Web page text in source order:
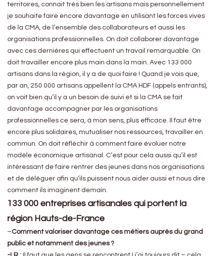
territoires, connait très bien les artisans mais personnellement
je souhaite faire encore davantage en utilisant les forces vives
de la CMA, de l’ensemble des collaborateurs et aussi les
organisations professionnelles. On doit collaborer davantage
avec ces dernières qui effectuent un travail remarquable. On
doit travailler encore plus main dans la main. Avec 133 000
artisans dans la région, il y a de quoi faire ! Quand je vois que,
par an, 250 000 artisans appellent la CMA HDF (appels entrants),
on voit bien qu’il y a un besoin de suivi et si la CMA se fait
davantage accompagner par les organisations
professionnelles ce sera, à mon sens, plus efficace. Il faut être
encore plus solidaires, mutualiser nos ressources, travailler en
commun. On doit réfléchir à comment faire évoluer notre
modèle économique artisanal. C’est pour cela aussi qu’il est
intéressant de faire rentrer des jeunes dans nos organisations
et de déléguer afin qu’ils puissent nous aider aussi et nous dire
comment ils imaginent demain.
133 000 entreprises artisanales qui portent la
région Hauts-de-France
–Comment valoriser davantage ces métiers auprès du grand
public et notamment des jeunes ?